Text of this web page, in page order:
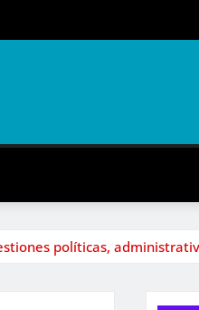
políticas,